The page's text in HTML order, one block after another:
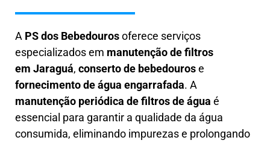
A PS dos Bebedourosoferece serviços
especializados em manutenção de filtros
em Jaraguá, conserto de bebedourose
fornecimento de água engarrafada. A
manutenção periódica de filtros de água é
essencial para garantir a qualidade da água
consumida, eliminando impurezas e prolongando